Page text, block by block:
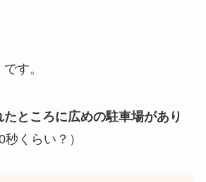
す。
ところに広めの駐車場があり
秒くらい？）